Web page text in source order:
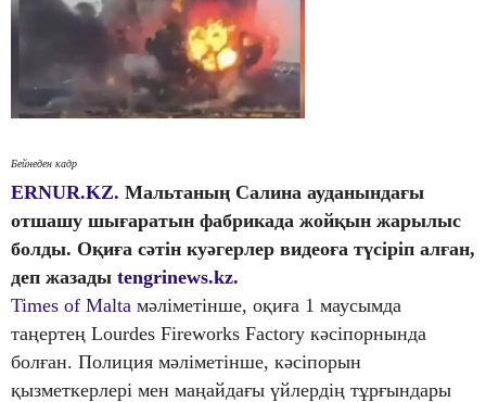
Бейнеден кадр
ERNUR.KZ. Мальтаның Салина ауданындағы
отшашу шығаратын фабрикада жойқын жарылыс
болды. Оқиға сәтін куәгерлер видеоға түсіріп алған,
деп жазады tengrinews.kz.
Times of Malta мәліметінше, оқиға 1 маусымда
таңертең Lourdes Fireworks Factory кәсіпорнында
болған. Полиция мәліметінше, кәсіпорын
қызметкерлері мен маңайдағы үйлердің тұрғындары